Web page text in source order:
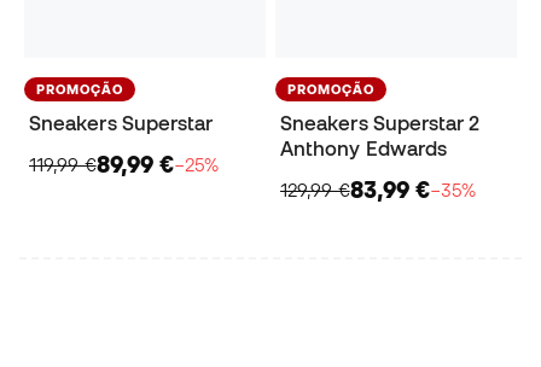
PROMOÇÃO
Sneakers Superstar
119,99 €89,99 €−25%
PROMOÇÃO
Sneakers Superstar 2
Anthony Edwards
129,99 €83,99 €−35%